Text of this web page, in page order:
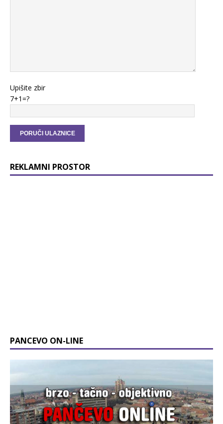
Upišite zbir
7+1=?
REKLAMNI PROSTOR
PANCEVO ON-LINE